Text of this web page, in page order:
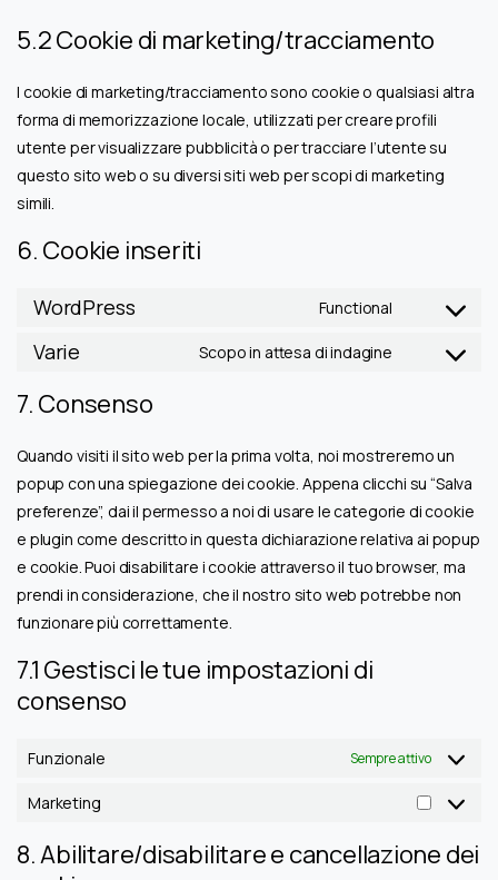
5.2 Cookie di marketing/tracciamento
I cookie di marketing/tracciamento sono cookie o qualsiasi altra
forma di memorizzazione locale, utilizzati per creare profili
utente per visualizzare pubblicità o per tracciare l’utente su
questo sito web o su diversi siti web per scopi di marketing
simili.
6. Cookie inseriti
WordPress Functional
Consent
Varie Scopo in attesa di indagine
Consent
7. Consenso
Quando visiti il sito web per la prima volta, noi mostreremo un
popup con una spiegazione dei cookie. Appena clicchi su “Salva
preferenze”, dai il permesso a noi di usare le categorie di cookie
e plugin come descritto in questa dichiarazione relativa ai popup
e cookie. Puoi disabilitare i cookie attraverso il tuo browser, ma
prendi in considerazione, che il nostro sito web potrebbe non
funzionare più correttamente.
7.1 Gestisci le tue impostazioni di
consenso
Funzionale Sempre attivo
Marketing
8. Abilitare/disabilitare e cancellazione dei